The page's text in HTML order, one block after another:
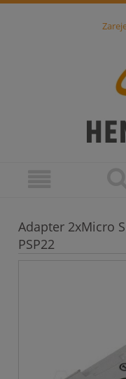
Adapter 2xMicro
PSP22